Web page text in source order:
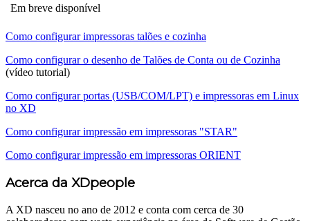
Em breve disponível
Como configurar impressoras talões e cozinha
Como configurar o desenho de Talões de Conta ou de Cozinha
(vídeo tutorial)
Como configurar portas (USB/COM/LPT) e impressoras em Linux
no XD
Como configurar impressão em impressoras "STAR"
Como configurar impressão em impressoras ORIENT
Acerca da XDpeople
A XD nasceu no ano de 2012 e conta com cerca de 30